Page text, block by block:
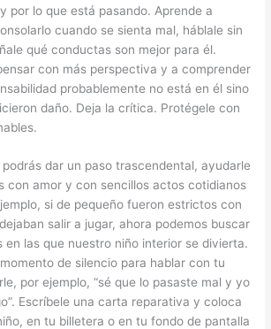
por lo que está pasando. Aprende a
cuando se sienta mal, háblale sin
qué conductas son mejor para él.
con más perspectiva y a comprender
probablemente no está en él sino
daño. Deja la crítica. Protégele con
dar un paso trascendental, ayudarle
con amor y con sencillos actos cotidianos
si de pequeño fueron estrictos con
salir a jugar, ahora podemos buscar
en las que nuestro niño interior se divierta.
de silencio para hablar con tu
por ejemplo, “sé que lo pasaste mal y yo
Escríbele una carta reparativa y coloca
en tu billetera o en tu fondo de pantalla